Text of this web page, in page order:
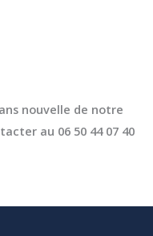
nouvelle de notre
au 06 50 44 07 40